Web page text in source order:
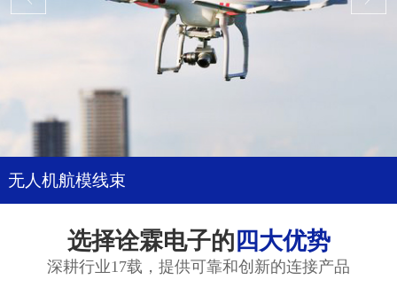
无人机航模线束
选择诠霖电子的 四大优势
深耕行业17载，提供可靠和创新的连接产品